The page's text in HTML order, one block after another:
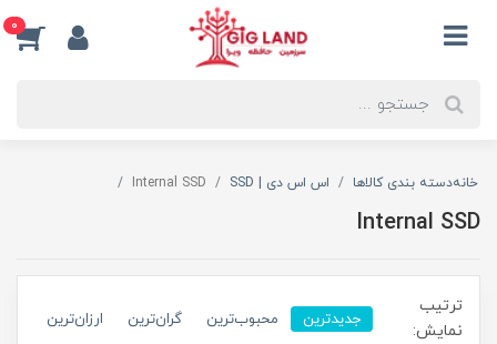
0
خانهدسته بندی کالاها اس اس دی | SSD Internal SSD
Internal SSD
ترتیب
نمایش:
جدیدترین محبوب‌ترین گران‌ترین ارزان‌ترین